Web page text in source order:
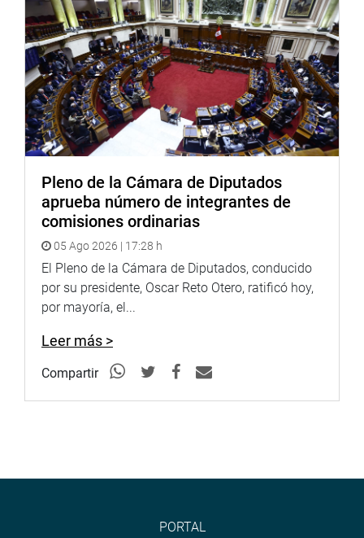
poderse interconectar”, expresó.
OFICINA DE COMUNICACIONES
Pleno de la Cámara de Diputados
aprueba número de integrantes de
comisiones ordinarias
05 Ago 2026 | 17:28 h
El Pleno de la Cámara de Diputados, conducido
por su presidente, Oscar Reto Otero, ratificó hoy,
por mayoría, el...
Leer más >
Compartir
PORTAL